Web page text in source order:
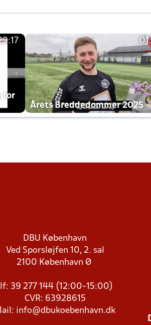
for
Årets Breddedommer 2025
DBU København
Ved Sporsløjfen 10, 2. sal
2100 København Ø
39 277 144 (12:00-15:00)
CVR: 63928615
info@dbukoebenhavn.dk